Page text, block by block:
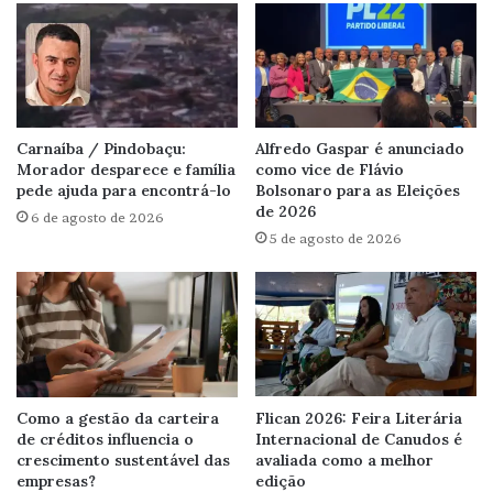
Carnaíba / Pindobaçu:
Morador desparece e família
pede ajuda para encontrá-lo
6 de agosto de 2026
Alfredo Gaspar é anunciado
como vice de Flávio
Bolsonaro para as Eleições
de 2026
5 de agosto de 2026
Como a gestão da carteira
de créditos influencia o
crescimento sustentável das
empresas?
Flican 2026: Feira Literária
Internacional de Canudos é
avaliada como a melhor
edição